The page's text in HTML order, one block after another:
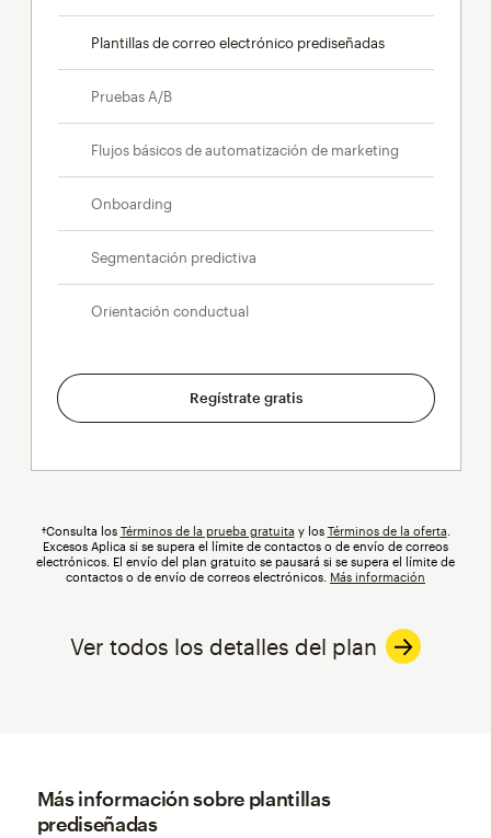
Plantillas de correo electrónico prediseñadas
Pruebas A/B
Flujos básicos de automatización de marketing
Onboarding
Segmentación predictiva
Orientación conductual
Regístrate gratis
†Consulta los Términos de la prueba gratuita y los Términos de la oferta
Excesos Aplica si se supera el límite de contactos o de envío de correos
electrónicos. El envío del plan gratuito se pausará si se supera el límite de
contactos o de envío de correos electrónicos. Más información
Ver todos los detalles del plan
Más información sobre plantillas
prediseñadas